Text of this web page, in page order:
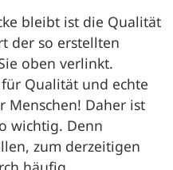
bleibt ist die Qualität
der so erstellten
oben verlinkt.
Qualität und echte
Menschen! Daher ist
wichtig. Denn
zum derzeitigen